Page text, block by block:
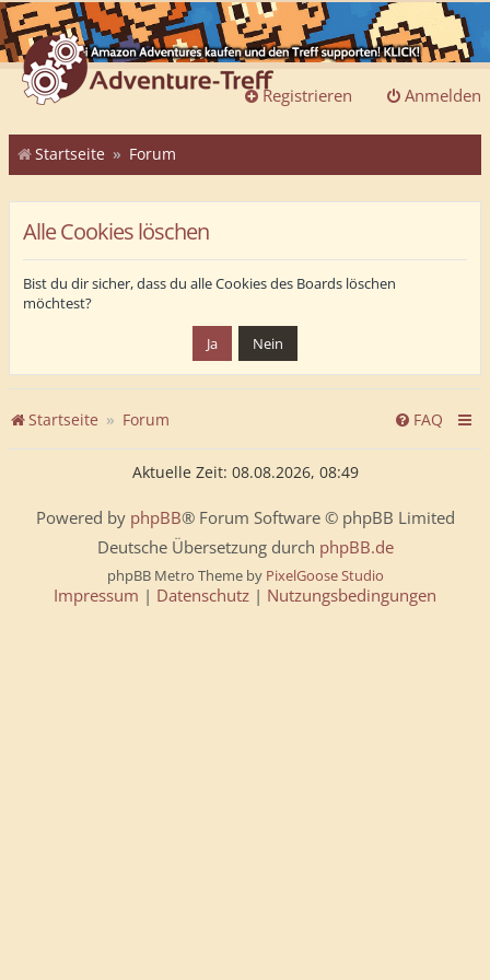
Anmelden
Registrieren
Startseite Forum
Alle Cookies löschen
Bist du dir sicher, dass du alle Cookies des Boards löschen
möchtest?
Startseite Forum FAQ
Aktuelle Zeit: 08.08.2026, 08:49
Powered by phpBB® Forum Software © phpBB Limited
Deutsche Übersetzung durch phpBB.de
phpBB Metro Theme by PixelGoose Studio
Impressum | Datenschutz | Nutzungsbedingungen